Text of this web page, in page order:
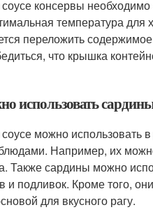
консервы
температура для
переложить
что крышка
использовать
можно использовать
Например, их
Также сардины можно
и подливок. Кроме того,
для вкусного рагу.